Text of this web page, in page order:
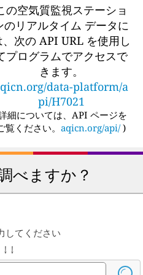
の空気質監視ステーショ
のリアルタイム データに
、次の API URL を使用し
プログラムでアクセスで
きます。
data-platform/a
pi/H7021
細については、API ページを
覧ください。 aqicn.org/api/ )
べますか？
してください
↓ ↓